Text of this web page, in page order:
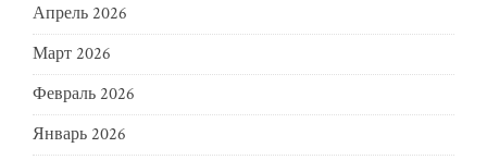
Апрель 2026
Март 2026
Февраль 2026
Январь 2026